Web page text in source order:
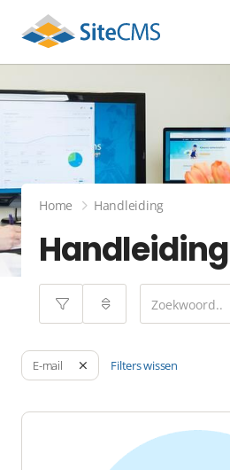
Home Handleiding
Handleiding
E-mail Filters wissen